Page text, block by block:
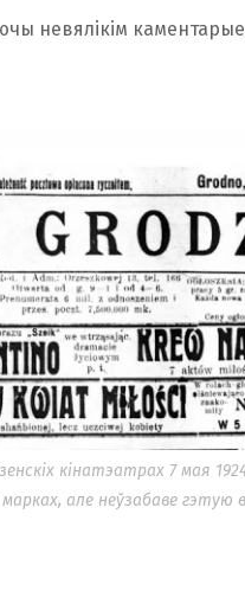
невялікім
кінатэатрах 7 мая
але неўзабаве гэтую